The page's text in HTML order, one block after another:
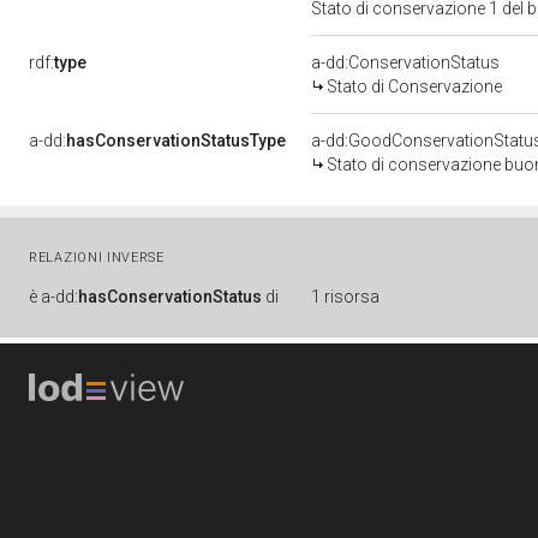
Stato di conservazione 1 del
rdf:type
a-dd:ConservationStatus
Stato di Conservazione
a-dd:hasConservationStatusType
a-
Stato di conservazione
RELAZIONI INVERSE
è a-dd:hasConservationStatus di 1 risorsa